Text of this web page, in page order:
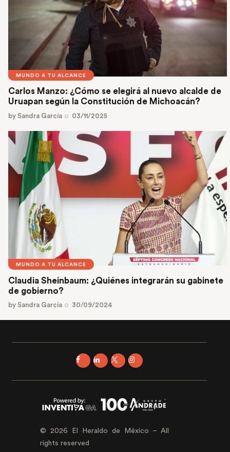
MUNDO A TU ALCANCE
Carlos Manzo: ¿Cómo se elegirá al nuevo alcalde de
Uruapan según la Constitución de Michoacán?
by Sandra García 03/11/2025
MUNDO A TU ALCANCE
Claudia Sheinbaum: ¿Quiénes integrarán su gabinete
de gobierno?
by Sandra García 30/09/2024
© 2026 El Heraldo de México – All
rights reserved